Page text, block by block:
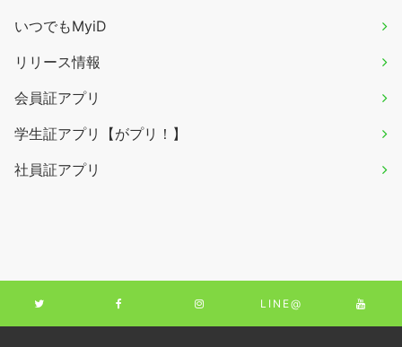
いつでもMyiD
リリース情報
会員証アプリ
学生証アプリ【がプリ！】
社員証アプリ
LINE@